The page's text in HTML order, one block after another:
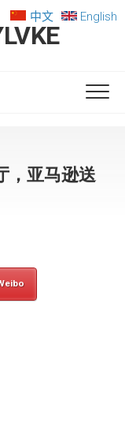
中文 English
，亚马逊送